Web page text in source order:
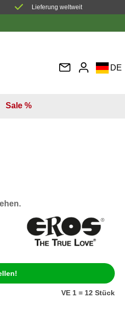
Lieferung weltweit
DE
Sale %
VE 1 = 12 Stück